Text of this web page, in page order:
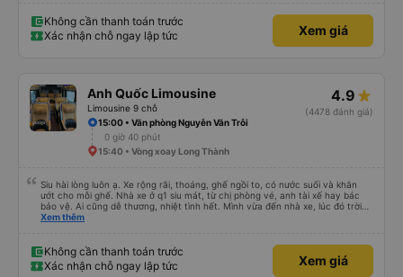
cũng với cái giọng nhỏ nhẹ đó đón khách, không như các xe khác mình từng
đi. Thiệc là ưng hết sức. Nhất định sẽ đi lại lần sau
Không cần thanh toán trước
Xác nhận chỗ ngay lập tức
Xem giá
Anh Quốc Limousine
Limousine 9 chỗ
4.9
(4478 đánh giá)
15:00 • Văn phòng Nguyễn Văn Trỗi
0 giờ 40 phút
15:40 • Vòng xoay Long Thành
Siu hài lòng luôn ạ. Xe rộng rãi, thoáng, ghế ngồi to, có nước suối và khăn
ướt cho mỗi ghế. Nhà xe ở q1 siu mát, từ chị phòng vé, anh tài xế hay bác
bảo vệ. Ai cũng dễ thương, nhiệt tình hết. Mình vừa đến nhà xe, lúc đó trời
mưa, anh nhân viên lập tức bung dù che cho mình vào nhà xe ngồi chờ. Bác
phí và cũng không cần đổi xe để trung chuyển gì luôn. Sau khi đặt vé, nhà xe
sẽ gọi xác nhận, đến lúc gần xuất phát thì bên nhà xe cũng gọi nhắc nhở
mình lun. Rấc ưng ạ. Sẽ ủng hộ hãng mỗi lần mình có dịp đi Vùng Tàu ❤️❤️❤️
Xem thêm
Không cần thanh toán trước
Xác nhận chỗ ngay lập tức
Xem giá